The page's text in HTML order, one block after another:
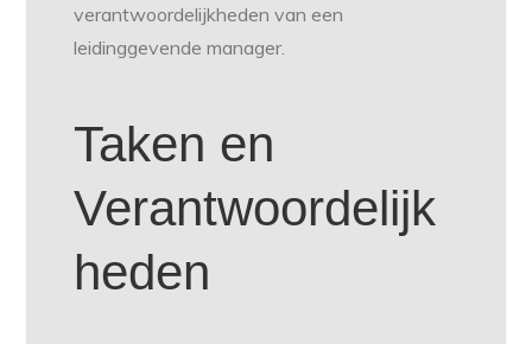
verantwoordelijkheden van een
leidinggevende manager.
Taken en
Verantwoordelijk
heden